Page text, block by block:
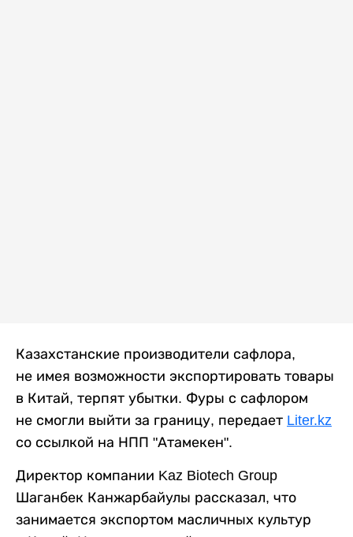
Казахстанские производители сафлора,
не имея возможности экспортировать товары
в Китай, терпят убытки. Фуры с сафлором
не смогли выйти за границу, передает Liter.kz
со ссылкой на НПП "Атамекен".
Директор компании Kaz Biotech Group
Шаганбек Канжарбайулы рассказал, что
занимается экспортом масличных культур